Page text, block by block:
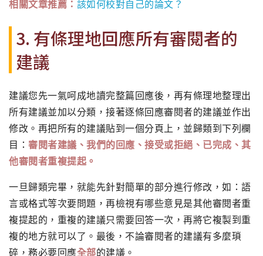
相關文章推薦： 該如何校對自己的論文？
3. 有條理地回應所有審閱者的
建議
建議您先一氣呵成地讀完整篇回應後，再有條理地整理出
所有建議並加以分類，接著逐條回應審閱者的建議並作出
修改。再把所有的建議貼到一個分頁上，並歸類到下列欄
目： 審閱者建議、我們的回應、接受或拒絕、已完成、其
他審閱者重複提起。
一旦歸類完畢，就能先針對簡單的部分進行修改，如：語
言或格式等次要問題，再檢視有哪些意見是其他審閱者重
複提起的，重複的建議只需要回答一次，再將它複製到重
複的地方就可以了。最後，不論審閱者的建議有多麼瑣
碎，務必要回應全部的建議。